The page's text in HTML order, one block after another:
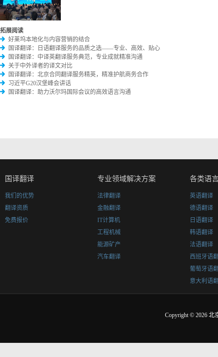
拓展阅读
好莱坞本地化与内容营销的结合
国译翻译：日语翻译服务的品质之选——专业、高效、贴心
国译翻译：中译英翻译服务典范，专业成就精准沟通
关于中外译者的译文对比
国译翻译：北京合同翻译服务精英，精准护航商务合作
习近平G20汉堡峰会讲话
国译翻译：助力沃尔玛国际会议的高效语言沟通
国译翻译
我们的优势
翻译资质
免费报价
专业领域解决方案
法律翻译
金融翻译
IT计算机
工程机械
能源矿产
汽车翻译
各类语
英语翻译
德语翻译
日语翻译
韩语翻译
法语翻译
西班牙语
葡萄牙语
意大利语
Copyright © 2026 北